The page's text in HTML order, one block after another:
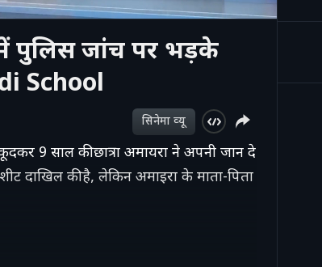
पुलिस जांच पर भड़के
School
सिनेमा व्‍यू
9 साल की छात्रा अमायरा ने अपनी जान दे
दाखिल की है, लेकिन अमाइरा के माता-पिता